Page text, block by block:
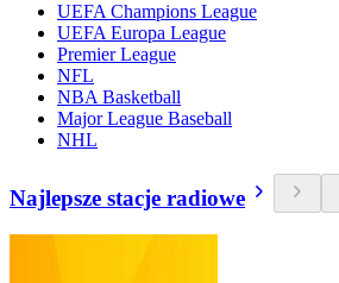
UEFA Champions League
UEFA Europa League
Premier League
NFL
NBA Basketball
Major League Baseball
NHL
Najlepsze stacje radiowe